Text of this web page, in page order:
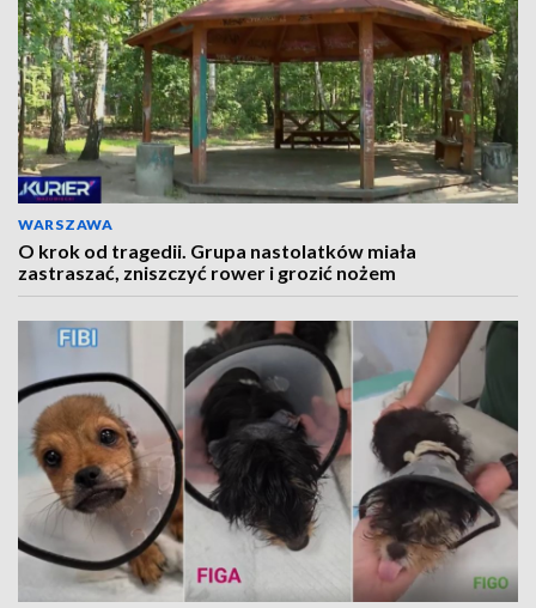
WARSZAWA
O krok od tragedii. Grupa nastolatków miała
zastraszać, zniszczyć rower i grozić nożem